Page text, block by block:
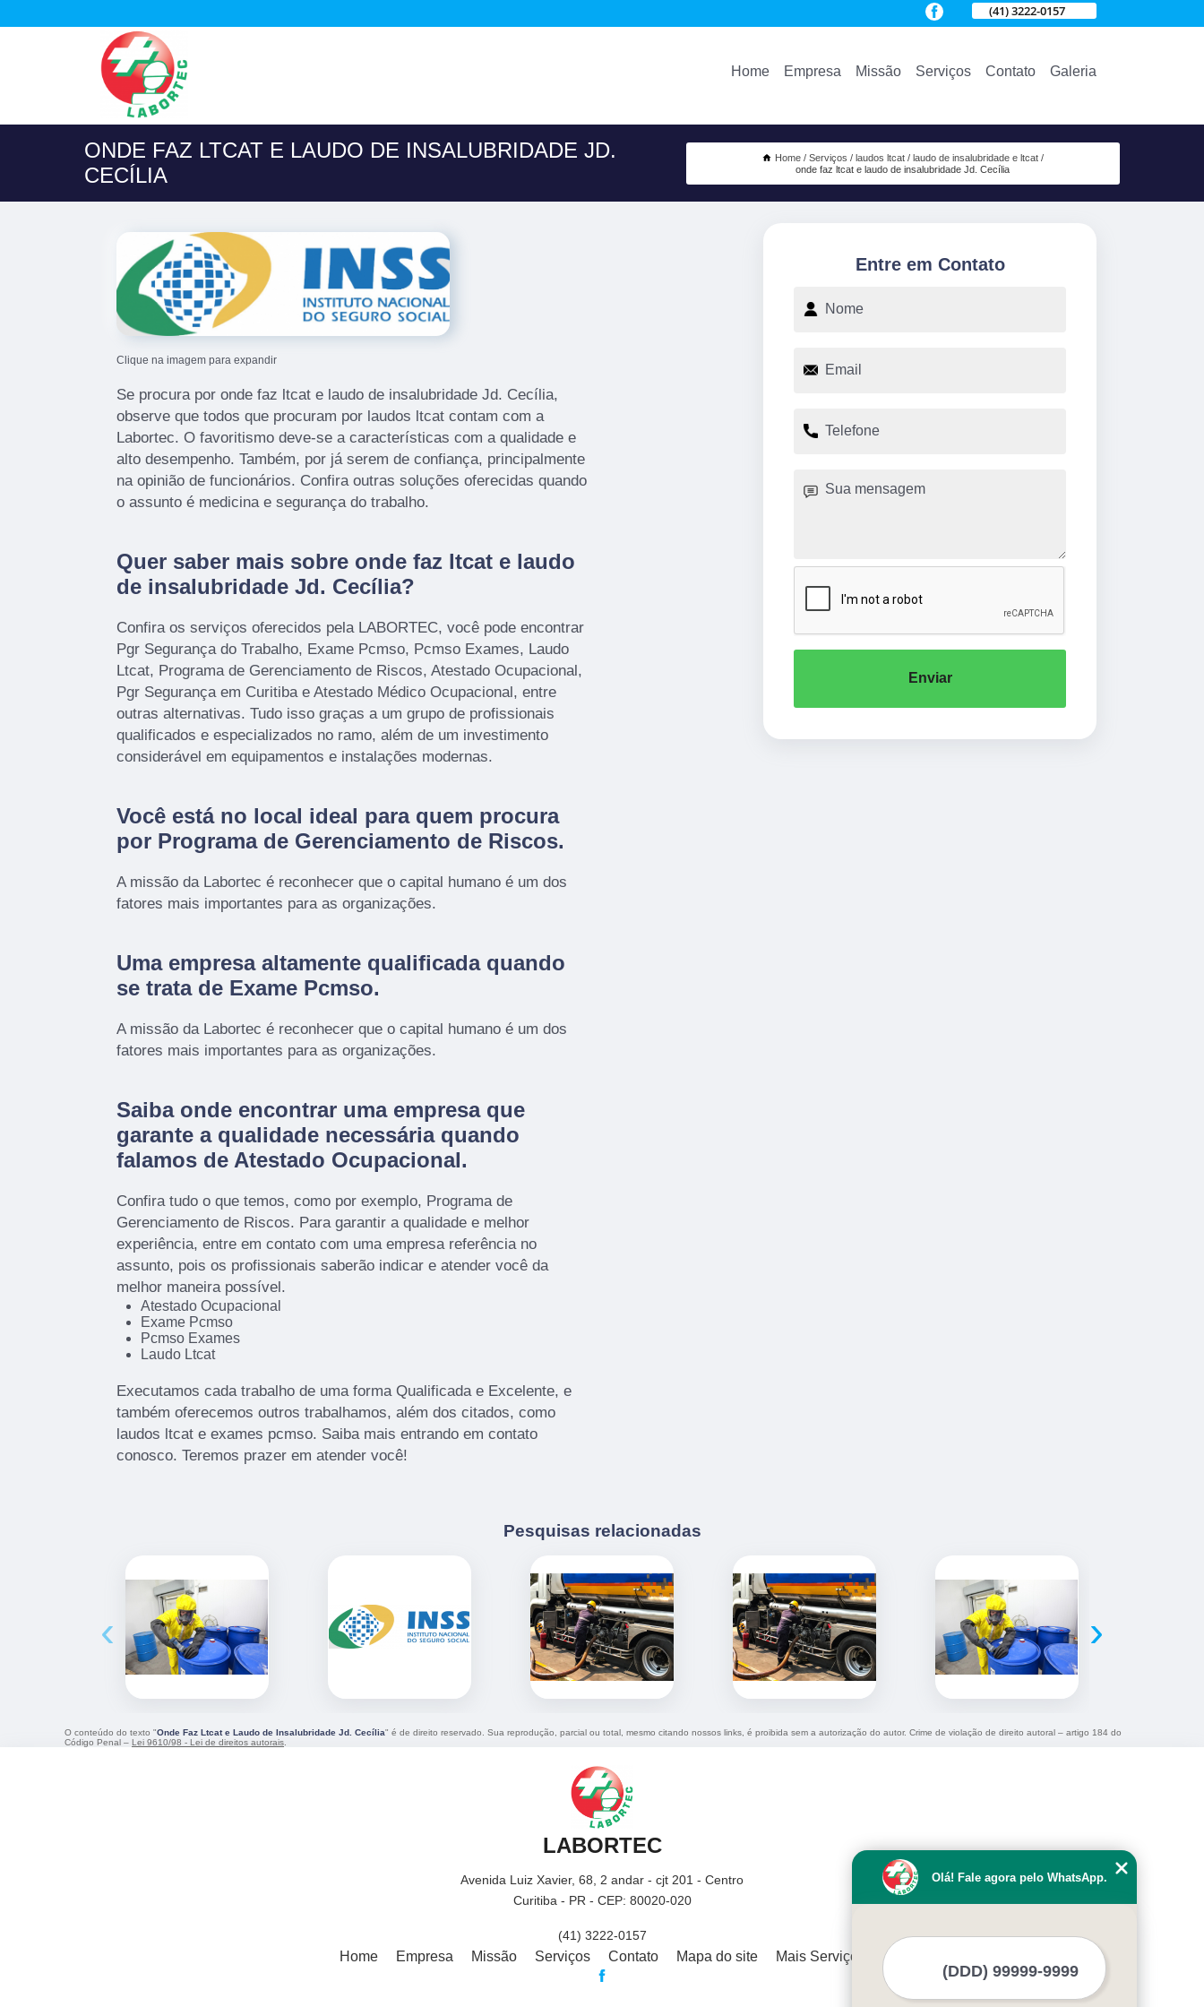
(41) 3222-0157
Home Empresa Missão Serviços Contato Galeria
ONDE FAZ LTCAT E LAUDO DE INSALUBRIDADE JD.
CECÍLIA
Home Serviços laudos ltcat
laudo de insalubridade e ltcat
onde faz ltcat e laudo de insalubridade Jd. Cecília
Clique na imagem para expandir
Se procura por onde faz ltcat e laudo de insalubridade Jd. Cecília,
observe que todos que procuram por laudos ltcat contam com a
Labortec. O favoritismo deve-se a características com a qualidade e
alto desempenho. Também, por já serem de confiança, principalmente
na opinião de funcionários. Confira outras soluções oferecidas quando
o assunto é medicina e segurança do trabalho.
Quer saber mais sobre onde faz ltcat e laudo
de insalubridade Jd. Cecília?
Confira os serviços oferecidos pela LABORTEC, você pode encontrar
Pgr Segurança do Trabalho, Exame Pcmso, Pcmso Exames, Laudo
Ltcat, Programa de Gerenciamento de Riscos, Atestado Ocupacional,
Pgr Segurança em Curitiba e Atestado Médico Ocupacional, entre
outras alternativas. Tudo isso graças a um grupo de profissionais
qualificados e especializados no ramo, além de um investimento
considerável em equipamentos e instalações modernas.
Você está no local ideal para quem procura
por Programa de Gerenciamento de Riscos.
A missão da Labortec é reconhecer que o capital humano é um dos
fatores mais importantes para as organizações.
Uma empresa altamente qualificada quando
se trata de Exame Pcmso.
A missão da Labortec é reconhecer que o capital humano é um dos
fatores mais importantes para as organizações.
Saiba onde encontrar uma empresa que
garante a qualidade necessária quando
falamos de Atestado Ocupacional.
Confira tudo o que temos, como por exemplo, Programa de
Gerenciamento de Riscos. Para garantir a qualidade e melhor
experiência, entre em contato com uma empresa referência no
assunto, pois os profissionais saberão indicar e atender você da
melhor maneira possível.
Atestado Ocupacional
Exame Pcmso
Pcmso Exames
Laudo Ltcat
Executamos cada trabalho de uma forma Qualificada e Excelente, e
também oferecemos outros trabalhamos, além dos citados, como
laudos ltcat e exames pcmso. Saiba mais entrando em contato
conosco. Teremos prazer em atender você!
Entre em Contato
Enviar
Pesquisas relacionadas
‹ ›
O conteúdo do texto "Onde Faz Ltcat e Laudo de Insalubridade Jd. Cecília" é de direito reservado. Sua reprodução, parcial ou total, mesmo citando nossos links, é proibida sem a autorização do autor. Crime de violação de direito autoral – artigo 184 do
Código Penal – Lei 9610/98 - Lei de direitos autorais
LABORTEC
Avenida Luiz Xavier, 68, 2 andar - cjt 201 - Centro
Curitiba - PR - CEP: 80020-020
(41) 3222-0157
Home Empresa Missão Serviços Contato Mapa do site Mais Serviços
Olá! Fale agora pelo WhatsApp.